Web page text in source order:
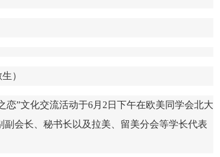
）
恋”文化交流活动于6月2日下午在欧美同学会北大
会长、秘书长以及拉美、留美分会等学长代表